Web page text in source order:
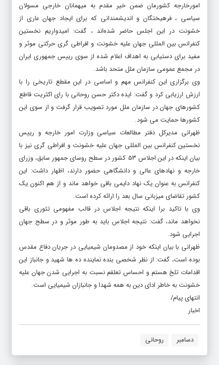
امورخارجه کشورمان ضمن خیر مقدم به میهمانان خارجی مسولان
سیاسی ، فرهیختگان و اندیشمندانی که برای ایجاد جهان عاری از
خشونت در این اجلس حاضر شده‌اند ، گفت: امیدواریم نخستین
کنفرانس بین المللی جهان علیه خشونت و افراطی گری حرکتی موثر و
مفید برای دستیابی به اهداف اعلام شده از سوی رییس جمهوری ایران
در مجمع عمومی سازمان ملل متحد باشد.
وی برگزاری این کنفرانس مهم و اساسی در این مقطع تاریخی را با
ارزش ارزیابی کرد و گفت: ایده دکتر حسن روحانی با رای اکثریت قاطع
کشورهای جهان در سازمان ملل مورد تصویب قرار گرفت و از سوی این
کشورها حمایت می شود.
ظهرانی مدیرکل دفتر مطالعات سیاسی وزارت امور خارجه و رییس
نخستین کنفرانس بین المللی جهان علیه خشونت و افراطی گری نیز با
بیان اینکه در این اجلاس ۵۳ کشور در سطح روسای جمهور سابق، وزرای
خارجه و نهادهای عالی و دانشگاهی حضور دارند، اظهار داشت: این
کنفرانس به عنوان یک نهاد دایمی باقی خواهد ماند و از هم اکنون یک
کشور تقاضای میزبانی سال بعد را ارائه کرده است.
وی با تاکید برا اینکه نتیجه اجلاس در قالب مفهومی تئوری باقی
نخواهد ماند، گفت: نتیجه اجلاس باید به طور موثر و در سطح جهان
اجرایی شود.
ظهرانی با بیان اینکه خود از مصدومان شیمیایی در جریان دفاع مقدس
بوده است، گفت: از نظر شخصی بنده نماینده ده ها شهید و جانباز این
اقدامات تلخ هستم و احساس تعلقم نسبت به اجرایی شدن جهان علیه
خشونت به خاطر ادای دین به همه شهدا و جانبازان شیمیایی است.
انتهای پیام/
اخبار
دسامبر روحانی